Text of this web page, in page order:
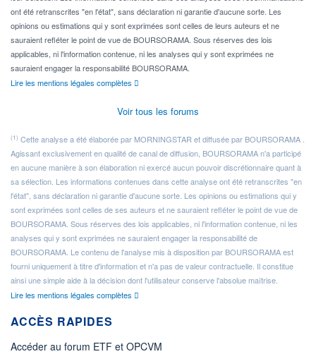
ont été retranscrites "en l'état", sans déclaration ni garantie d'aucune sorte. Les
opinions ou estimations qui y sont exprimées sont celles de leurs auteurs et ne
sauraient refléter le point de vue de BOURSORAMA. Sous réserves des lois
applicables, ni l'information contenue, ni les analyses qui y sont exprimées ne
sauraient engager la responsabilité BOURSORAMA.
Lire les mentions légales complètes
Voir tous les forums
(1) Cette analyse a été élaborée par MORNINGSTAR et diffusée par BOURSORAMA .
Agissant exclusivement en qualité de canal de diffusion, BOURSORAMA n'a participé
en aucune manière à son élaboration ni exercé aucun pouvoir discrétionnaire quant à
sa sélection. Les informations contenues dans cette analyse ont été retranscrites "en
l'état", sans déclaration ni garantie d'aucune sorte. Les opinions ou estimations qui y
sont exprimées sont celles de ses auteurs et ne sauraient refléter le point de vue de
BOURSORAMA. Sous réserves des lois applicables, ni l'information contenue, ni les
analyses qui y sont exprimées ne sauraient engager la responsabilité de
BOURSORAMA. Le contenu de l'analyse mis à disposition par BOURSORAMA est
fourni uniquement à titre d'information et n'a pas de valeur contractuelle. Il constitue
ainsi une simple aide à la décision dont l'utilisateur conserve l'absolue maîtrise.
Lire les mentions légales complètes
ACCÈS RAPIDES
Accéder au forum ETF et OPCVM